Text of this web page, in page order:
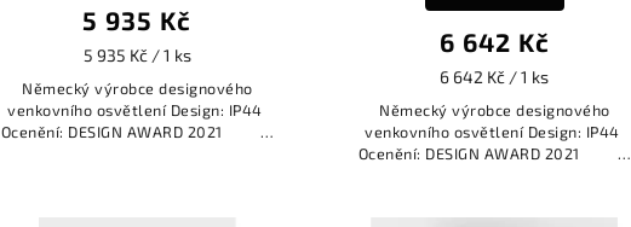
5 935 Kč
5 935 Kč / 1 ks
Německý výrobce designového
venkovního osvětlení Design: IP44
Ocenění: DESIGN AWARD 2021
6 642 Kč
6 642 Kč / 1 ks
Německý výrobce designového
venkovního osvětlení Design: IP44
Ocenění: DESIGN AWARD 2021